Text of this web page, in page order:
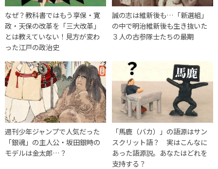
なぜ？教科書ではもう享保・寛
政・天保の改革を「三大改革」
とは教えていない！見方が変わ
った江戸の政治史
誠の志は維新後も…「新選組」
の中で明治維新後も生き抜いた
３人の古参隊士たちの最期
週刊少年ジャンプで人気だった
「銀魂」の主人公・坂田銀時の
モデルは金太郎…？
「馬鹿（バカ）」の語源はサン
スクリット語？ 実はこんなに
あった語源説。あなたはどれを
支持する？